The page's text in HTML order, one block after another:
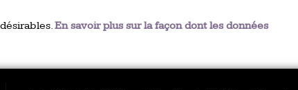
En savoir plus sur la façon dont les données